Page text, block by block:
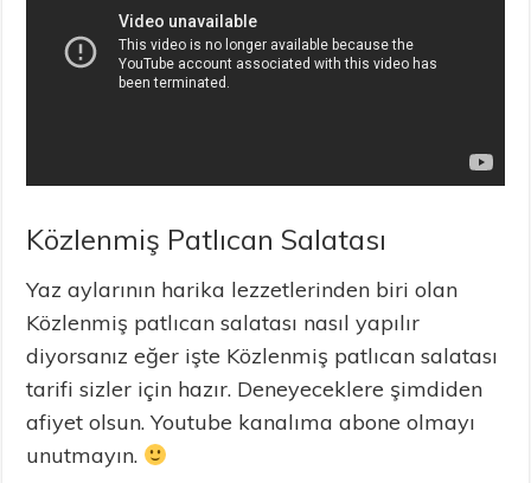
Közlenmiş Patlıcan Salatası
Yaz aylarının harika lezzetlerinden biri olan
Közlenmiş patlıcan salatası nasıl yapılır
diyorsanız eğer işte Közlenmiş patlıcan salatası
tarifi sizler için hazır. Deneyeceklere şimdiden
afiyet olsun. Youtube kanalıma abone olmayı
unutmayın.